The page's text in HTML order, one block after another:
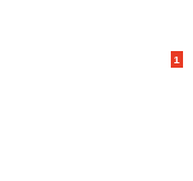
1